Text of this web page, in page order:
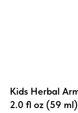
Kids Herbal
2.0 fl oz (59 ml)